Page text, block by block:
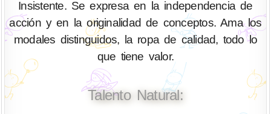
Insistente. Se expresa en la independencia de
acción y en la originalidad de conceptos. Ama los
modales distinguidos, la ropa de calidad, todo lo
que tiene valor.
Talento Natural: